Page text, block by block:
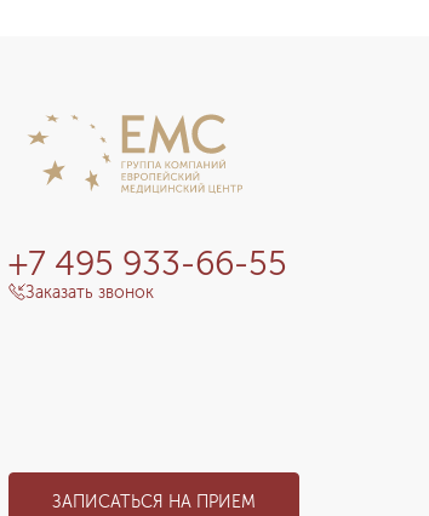
+7 495 933-66-55
Заказать звонок
ЗАПИСАТЬСЯ НА ПРИЕМ